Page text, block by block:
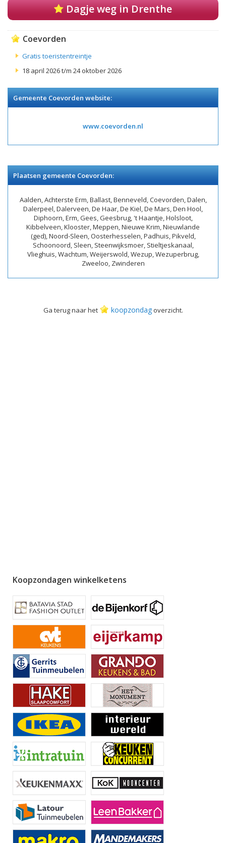
Dagje weg in Drenthe
Coevorden
Gratis toeristentreintje
18 april 2026 t/m 24 oktober 2026
Gemeente Coevorden website:
www.coevorden.nl
Plaatsen gemeente Coevorden:
Aalden, Achterste Erm, Ballast, Benneveld, Coevorden, Dalen,
Dalerpeel, Dalerveen, De Haar, De Kiel, De Mars, Den Hool,
Diphoorn, Erm, Gees, Geesbrug, 't Haantje, Holsloot,
Kibbelveen, Klooster, Meppen, Nieuwe Krim, Nieuwlande
(ged), Noord-Sleen, Oosterhesselen, Padhuis, Pikveld,
Schoonoord, Sleen, Steenwijksmoer, Stieltjeskanaal,
Vlieghuis, Wachtum, Weijerswold, Wezup, Wezuperbrug,
Zweeloo, Zwinderen
Ga terug naar het koopzondagoverzicht.
Koopzondagen winkelketens